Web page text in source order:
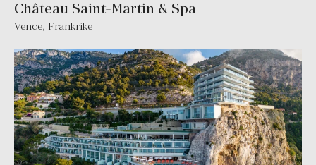
Château Saint-Martin & Spa
Vence, Frankrike